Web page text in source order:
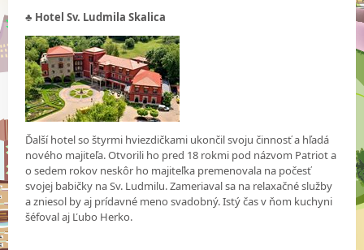
♣ Hotel Sv. Ludmila Skalica
Ďalší hotel so štyrmi hviezdičkami ukončil svoju činnosť a hľadá
nového majiteľa. Otvorili ho pred 18 rokmi pod názvom Patriot a
o sedem rokov neskôr ho majiteľka premenovala na počesť
svojej babičky na Sv. Ludmilu. Zameriaval sa na relaxačné služby
a zniesol by aj prídavné meno svadobný. Istý čas v ňom kuchyni
šéfoval aj Ľubo Herko.